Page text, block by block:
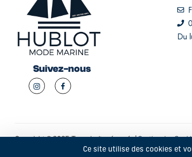
Suivez-nous
Du
Copyright © 2025. Tous droits réservés |Gestion des
Ce site utilise des cookies et